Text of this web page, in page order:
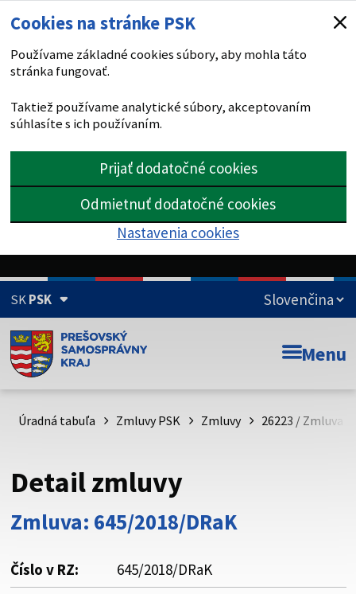
Cookies na stránke PSK
Používame základné cookies súbory, aby mohla táto
stránka fungovať.
Taktiež používame analytické súbory, akceptovaním
súhlasíte s ich používaním.
Prijať dodatočné cookies
Odmietnuť dodatočné cookies
Nastavenia cookies
SKPSK
Doména psk.sk je oficiálna
Toto je oficiálna webová stránka Prešovského
psk.sk.
Buďte pozorní a vždy sa uistite, že zdieľate informácie iba
cez zabezpečenú webovú stránku. Zabezpečená stránka
vždy začína https:// pred názvom domény webového sídla.
Menu
Úradná tabuľa Zmluvy PSK Zmluvy 26223 / Zmluva
Detail zmluvy
Zmluva: 645/2018/DRaK
Číslo v RZ:
645/2018/DRaK